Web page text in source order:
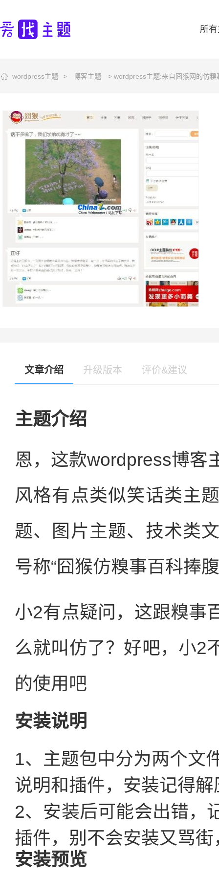
所
wordpress主题 > 博客主题 > wordpress主题:来自囧猴网的仿
文章介绍 升级版本 评价&建议
主题介绍
恩，这款wordpress博客
风格有点类似笑话类主
题、图片主题、技术类
号称“囧猴仿糗事百科捧
小2有点疑问，这跟糗事
么就叫仿了？好吧，小2
的使用吧
安装说明
1、主题包中分为两个文
说明和插件，安装记得解
2、安装后可能会出错，
插件，别不会安装又骂
安装预览